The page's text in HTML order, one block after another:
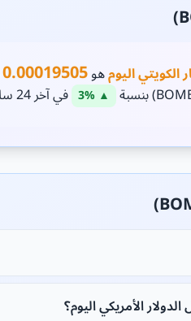
هو0.00019505
▲ 3% في آخر 24 ساعة.
الأمريكي اليوم؟